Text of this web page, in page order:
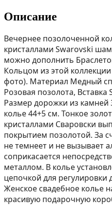
Описание
Вечернее позолоченной
кристаллами Swarovski
можно дополнить
Кольцом из этой
фoто). Материал Медный
Розовая позолота, Вставка
Размер дорожки из камней
колье 44+5 см. Тонкое
кристаллами Сваровски
покрытием позолотой. За
не темнеет и не вызывает
соприкасается
металлом. В колье
цепочкой для регулировки
Женское свадебное колье
красивую подарочную